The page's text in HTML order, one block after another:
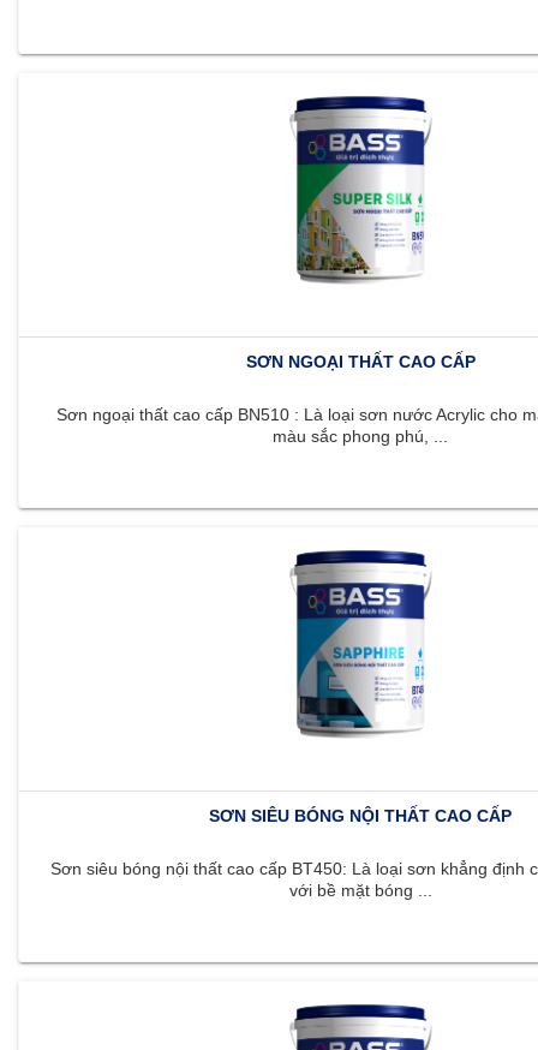
SƠN NGOẠI THẤT CAO CẤP
Sơn ngoại thất cao cấp BN510 : Là loại sơn nước Acrylic cho
màu sắc phong phú, ...
SƠN SIÊU BÓNG NỘI THẤT CAO CẤP
Sơn siêu bóng nội thất cao cấp BT450: Là loại sơn khẳng định
với bề mặt bóng ...